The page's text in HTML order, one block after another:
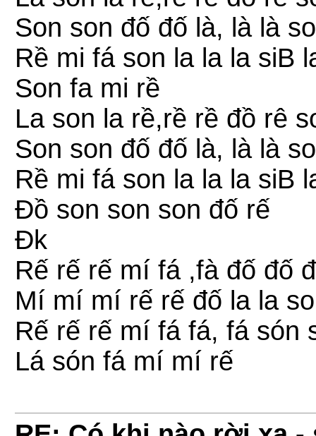
Son son đố đố là, là là
Rề mi fá son la la la siB
Son fa mi rề
La son la rề,rề rề đồ rê
Son son đố đố là, là là
Rề mi fá son la la la siB
Đồ son son son đố rế
Đk
Rế rế rế mí fá ,fà đố đố
Mí mí mí rế rế đố la la
Rế rế rế mí fá fá, fá són
Lá són fá mí mí rế